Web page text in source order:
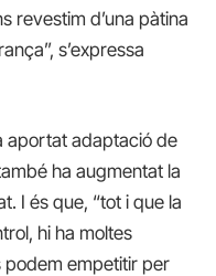
revestim d’una pàtina
s’expressa
aportat adaptació de
ha augmentat la
I és que, “tot i que la
hi ha moltes
podem empetitir per